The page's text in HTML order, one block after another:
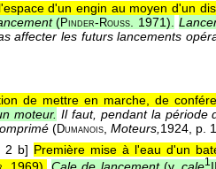
d'un engin au moyen d'un
(Pinder- Rouss. 1971).
affecter les futurs lancements
de mettre en marche, de
moteur. Il faut, pendant la période
(Dumanois Moteurs, 1924 , p.
2 b] Première mise à l'eau d'un
1